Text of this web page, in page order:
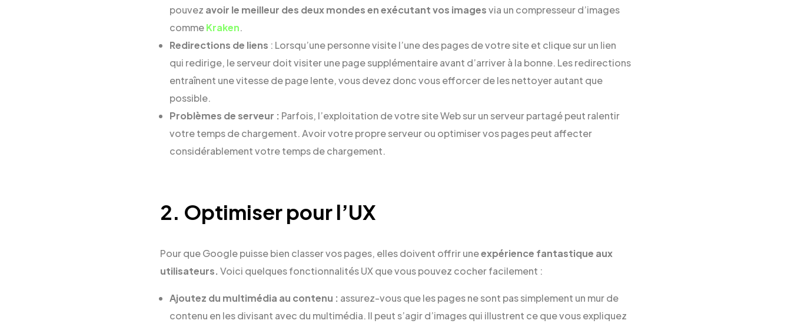
pouvez avoir le meilleur des deux mondes en exécutant vos imagesvia un compresseur d’images
commeKraken.
Redirections de liens : Lorsqu’une personne visite l’une des pages de votre site et clique sur un lien
qui redirige, le serveur doit visiter une page supplémentaire avant d’arriver à la bonne. Les redirections
entraînent une vitesse de page lente, vous devez donc vous efforcer de les nettoyer autant que
possible.
Problèmes de serveur : Parfois, l’exploitation de votre site Web sur un serveur partagé peut ralentir
votre temps de chargement. Avoir votre propre serveur ou optimiser vos pages peut affecter
considérablement votre temps de chargement.
2. Optimiser pour l’UX
Pour que Google puisse bien classer vos pages, elles doivent offrir uneexpérience fantastique aux
utilisateurs. Voici quelques fonctionnalités UX que vous pouvez cocher facilement :
Ajoutez du multimédia au contenu : assurez-vous que les pages ne sont pas simplement un mur de
contenu en les divisant avec du multimédia. Il peut s’agir d’images qui illustrent ce que vous expliquez